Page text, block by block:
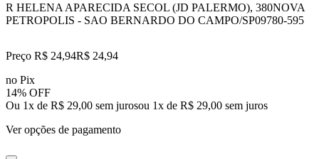
R HELENA APARECIDA SECOL (JD PALERMO), 380NOVA
PETROPOLIS - SAO BERNARDO DO CAMPO/SP09780-595
Preço R$ 24,94R$ 24,94
no Pix
14% OFF
Ou 1x de R$ 29,00 sem jurosou 1x de R$ 29,00 sem juros
Ver opções de pagamento